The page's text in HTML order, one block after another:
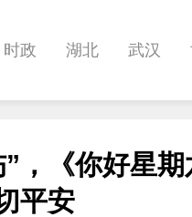
时政 湖北 武汉
影像 帅作文
，《你好星
平安